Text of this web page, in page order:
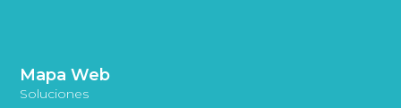
Mapa Web
Soluciones